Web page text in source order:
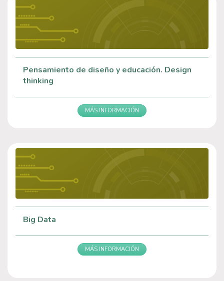
Pensamiento de diseño y educación. Design
thinking
MÁS INFORMACIÓN
Big Data
MÁS INFORMACIÓN